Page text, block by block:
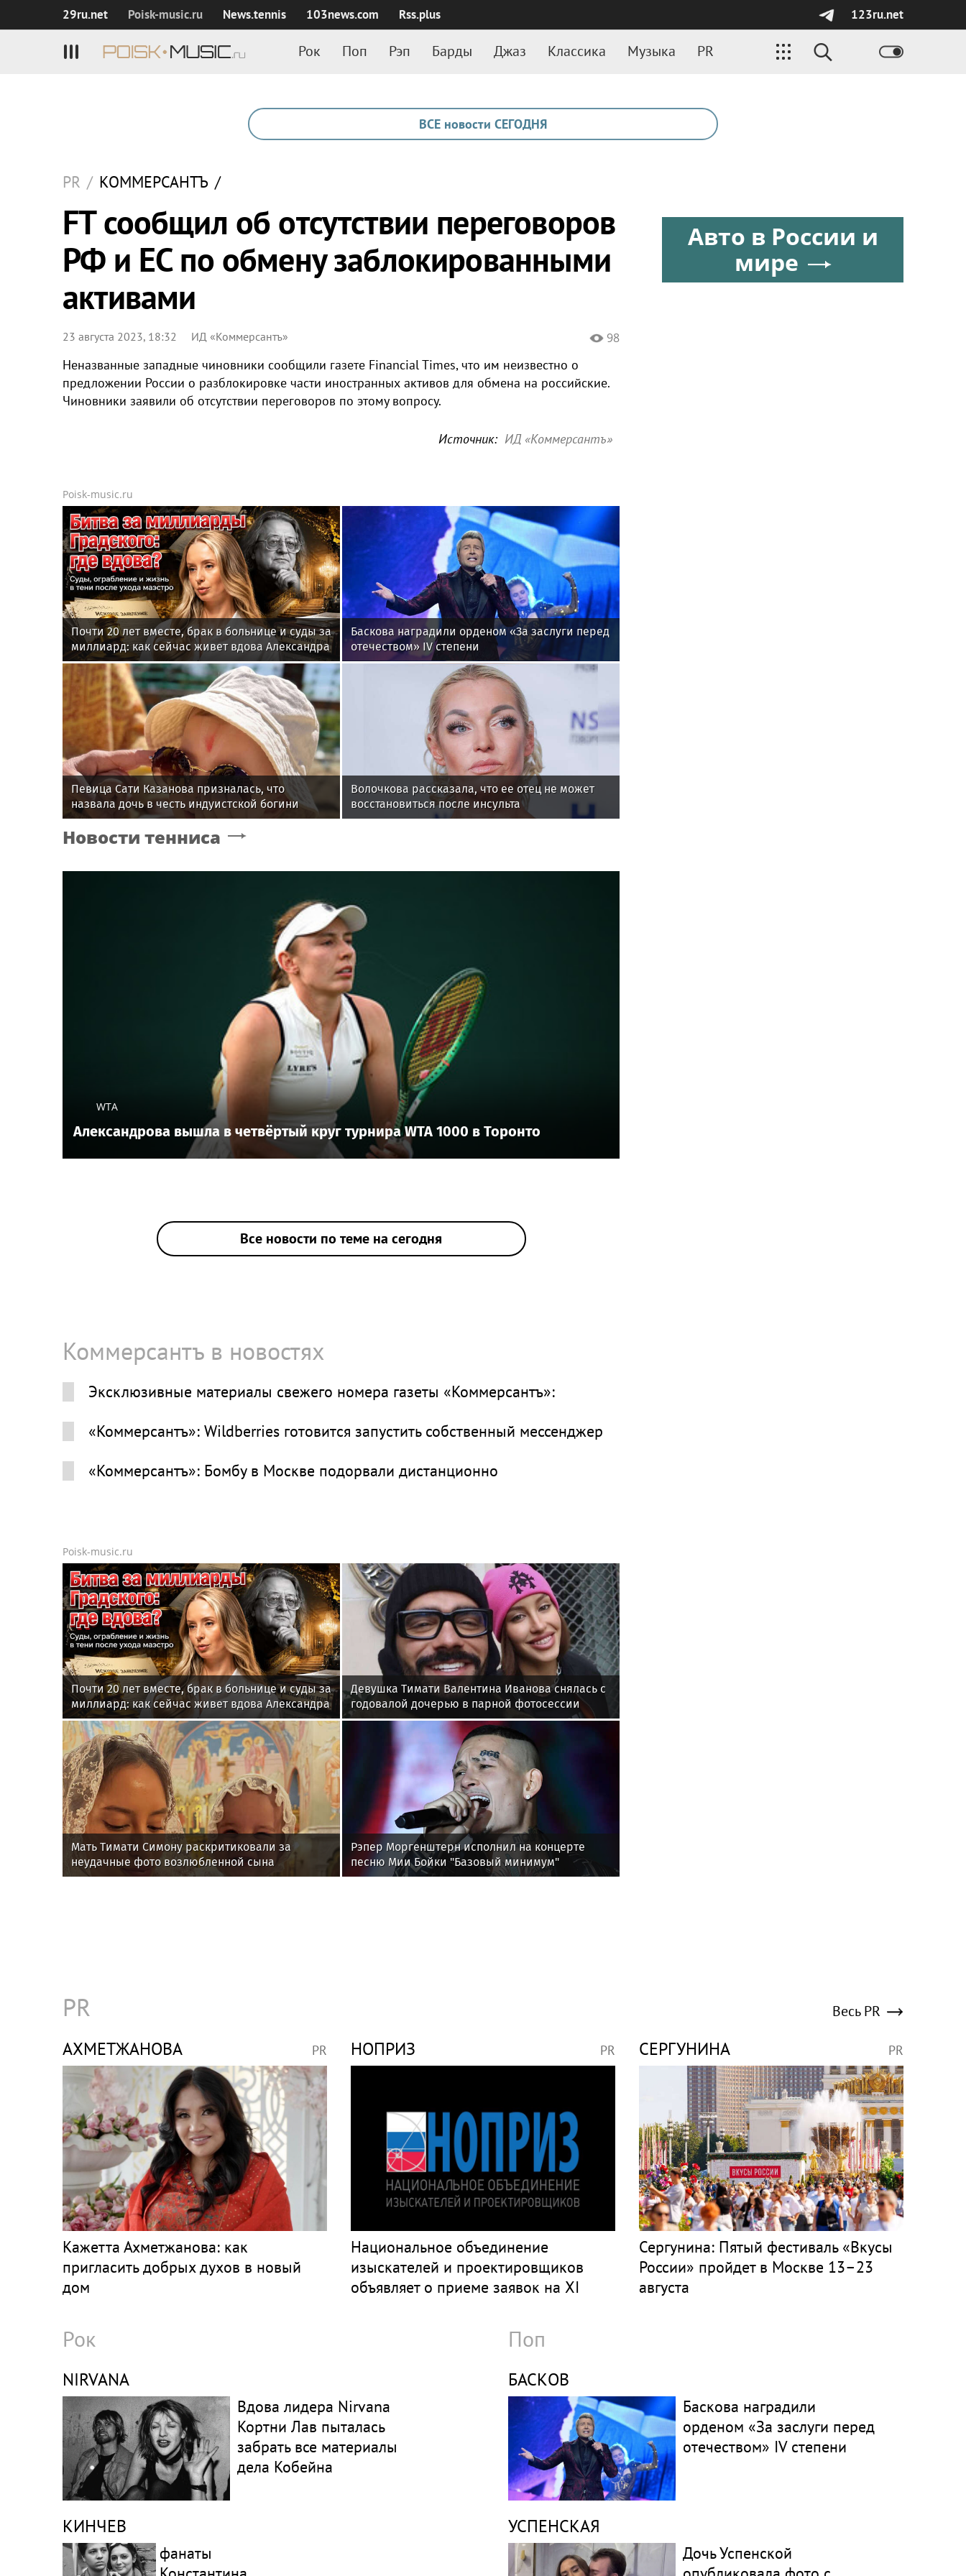
29ru.net Poisk‑music.ru News.tennis 103news.com Rss.plus 123ru.net
Рок Поп Рэп Барды Джаз Классика Музыка PR
ВСЕ новости СЕГОДНЯ
PR / КОММЕРСАНТЪ /
FT сообщил об отсутствии переговоров
РФ и ЕС по обмену заблокированными
активами
23 августа 2023, 18:32 ИД «Коммерсантъ» 98
Неназванные западные чиновники сообщили газете Financial Times, что им неизвестно о
предложении России о разблокировке части иностранных активов для обмена на российские.
Чиновники заявили об отсутствии переговоров по этому вопросу.
Источник: ИД «Коммерсантъ»
Poisk-music.ru
Почти 20 лет вместе, брак в больнице и суды за
миллиард: как сейчас живет вдова Александра
Градского
Баскова наградили орденом «За заслуги перед
отечеством» IV степени
Певица Сати Казанова призналась, что
назвала дочь в честь индуистской богини
Волочкова рассказала, что ее отец не может
восстановиться после инсульта
Новости тенниса
WTA
Александрова вышла в четвёртый круг турнира WTA 1000 в Торонто
Все новости по теме на сегодня
Коммерсантъ в новостях
Эксклюзивные материалы свежего номера газеты «Коммерсантъ»:
«Коммерсантъ»: Wildberries готовится запустить собственный мессенджер
«Коммерсантъ»: Бомбу в Москве подорвали дистанционно
Poisk-music.ru
Почти 20 лет вместе, брак в больнице и суды за
миллиард: как сейчас живет вдова Александра
Градского
Девушка Тимати Валентина Иванова снялась с
годовалой дочерью в парной фотосессии
Мать Тимати Симону раскритиковали за
неудачные фото возлюбленной сына
Валентины
Рэпер Моргенштерн исполнил на концерте
песню Мии Бойки "Базовый минимум"
PR Весь PR
АХМЕТЖАНОВА PR
Кажетта Ахметжанова: как
пригласить добрых духов в новый
дом
НОПРИЗ PR
Национальное объединение
изыскателей и проектировщиков
объявляет о приеме заявок на XI
конкурс НОПРИЗ на лучший проект
СЕРГУНИНА PR
Сергунина: Пятый фестиваль «Вкусы
России» пройдет в Москве 13–23
августа
Рок
NIRVANA
Вдова лидера Nirvana
Кортни Лав пыталась
забрать все материалы
дела Кобейна
КИНЧЕВ
фанаты
Поп
БАСКОВ
Баскова наградили
орденом «За заслуги перед
отечеством» IV степени
УСПЕНСКАЯ
Дочь Успенской